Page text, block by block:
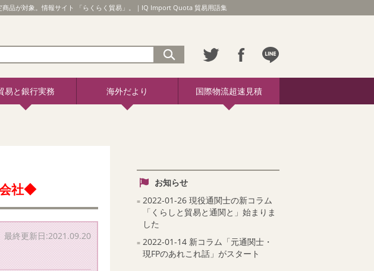
品が対象。情報サイト 「らくらく貿易」。｜IQ Import Quota 貿易用語集
易と銀行実務 海外だより 国際物流超速見積
社◆
終更新日:2021.09.20
お知らせ
2022-01-26 現役通関士の新コラム
「くらしと貿易と通関と」始まりま
した
2022-01-14 新コラム「元通関士・
現FPのあれこれ話」がスタート